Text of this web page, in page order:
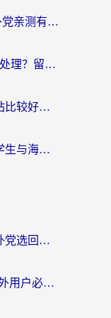
全民K歌国外如何听原唱？海外党亲测有效的回国加速器选择指南
在海外如果使用交管12123怎么处理？留学生亲测有效的回国加速方案
海外看国内电视直播用什么网站比较好？一篇解决你所有追剧难题的实用指南
在国外如何打开中国网站？留学生与海外华人的无缝访问指南
雷霆加速下载免费靠谱吗？海外党选回国加速器的避坑指南（附热门工具对比）
NordVPN 回国能用吗？一个海外用户必须面对的真实困境